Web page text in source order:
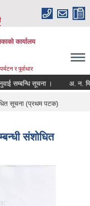
कार्यालय
र पूर्वाधार
सम्बन्धि सूचना ।
सूचना (प्रथम पटक)
संशोधित